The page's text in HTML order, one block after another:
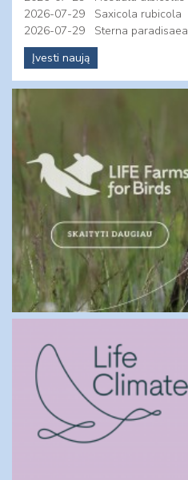
2026-07-29
Saxicola rubicola
2026-07-29
Sterna paradisaea
Įvesti naują